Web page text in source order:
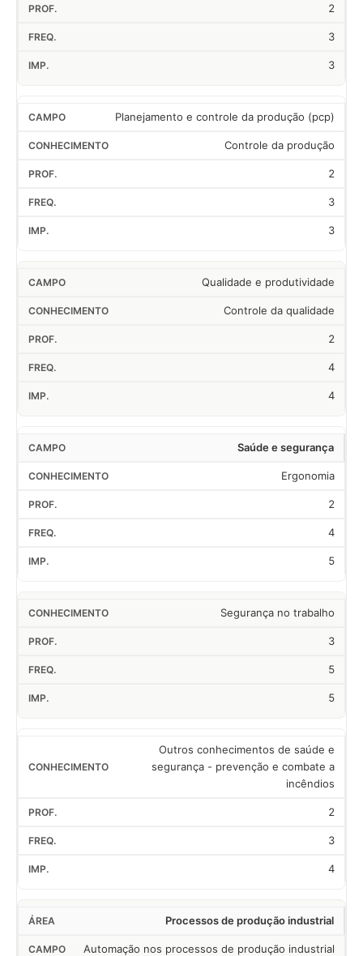
2
3
3
Planejamento e controle da produção (pcp)
Controle da produção
2
3
3
Qualidade e produtividade
Controle da qualidade
2
4
4
Saúde e segurança
Ergonomia
2
4
5
Segurança no trabalho
3
5
5
Outros conhecimentos de saúde e
segurança - prevenção e combate a
incêndios
2
3
4
Processos de produção industrial
Automação nos processos de produção industrial